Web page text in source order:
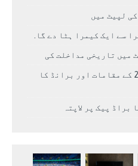
لپیٹ میں
میں تاریخی مداخلت کی
مردوں کے کرکٹ ورلڈ کپ 2027 کے مقامات اور برانڈ کا